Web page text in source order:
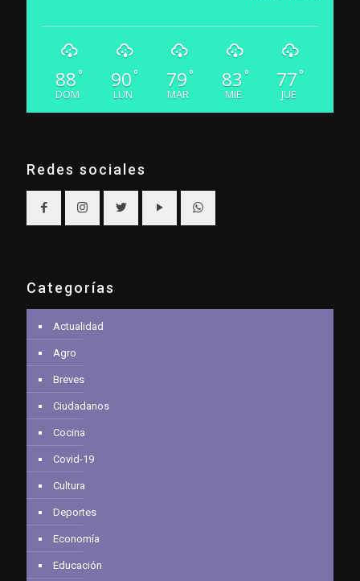
88 °
DOM
90 °
LUN
79 °
MAR
83 °
MIE
77 °
JUE
Redes sociales
Categorías
Actualidad
Agro
Breves
Ciudadanos
Cocina
Covid-19
Cultura
Deportes
Economía
Educación